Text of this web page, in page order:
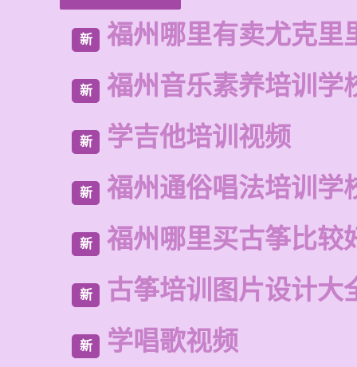
新 福州哪里有卖尤克里
新 福州音乐素养培训学
新 学吉他培训视频
新 福州通俗唱法培训学
新 福州哪里买古筝比较
新 古筝培训图片设计大
新 学唱歌视频